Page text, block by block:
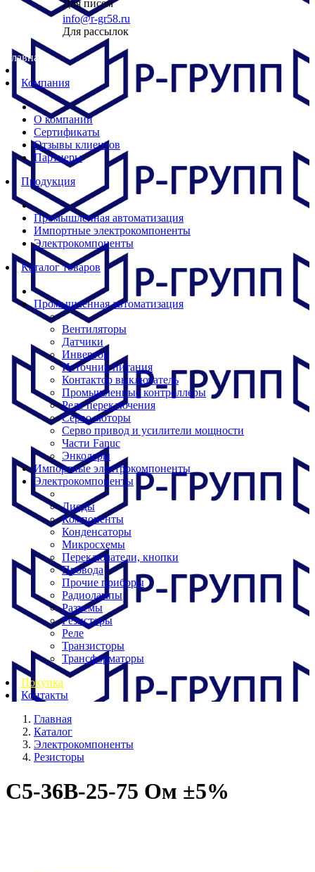
Для писем
info@r-gr58.ru
Для рассылок
Главная
Компания
О компании
Сертификаты
Отзывы клиентов
Партнеры
Продукция
Промышленная автоматизация
Импортные электрокомпоненты
Электрокомпоненты
Каталог товаров
Промышленная автоматизация
Вентиляторы
Датчики
Инвертор
Источник питания
Контактор выключатель
Промышленные контроллеры
Реле переключения
Серво моторы
Серво привод и усилители мощности
Части Fanuc
Энкодеры
Импортные электрокомпоненты
Электрокомпоненты
Диоды
Компоненты
Конденсаторы
Микросхемы
Переключатели, кнопки
Провода
Прочие приборы
Радиолампы
Разъемы
Резисторы
Реле
Транзисторы
Трансформаторы
Покупка
Контакты
Главная
Каталог
Электрокомпоненты
Резисторы
С5-36В-25-75 Ом ±5%